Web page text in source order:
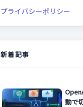
プライバシーポリシー
新着記事
動で